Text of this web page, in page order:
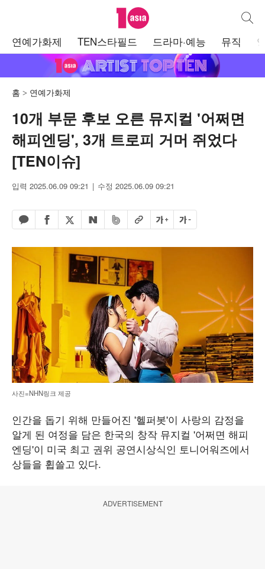
텐아시아 통합
연예가화제 TEN스타필드 드라마·예능 뮤직
홈 연예가화제
10개 부문 후보 오른 뮤지컬 '어쩌면
해피엔딩', 3개 트로피 거머 쥐었다
[TEN이슈]
입력 2025.06.09 09:21 수정 2025.06.09 09:21
카카오톡 공유하기
페이스북 공유하기
엑스 공유하기
네이버 공유하기
밴드 공유하기
URL복사글자 크게글자 작게
사진=NHN링크 제공
인간을 돕기 위해 만들어진 '헬퍼봇'이 사랑의 감정을
알게 된 여정을 담은 한국의 창작 뮤지컬 '어쩌면 해피
엔딩'이 미국 최고 권위 공연시상식인 토니어워즈에서
상들을 휩쓸고 있다.
ADVERTISEMENT